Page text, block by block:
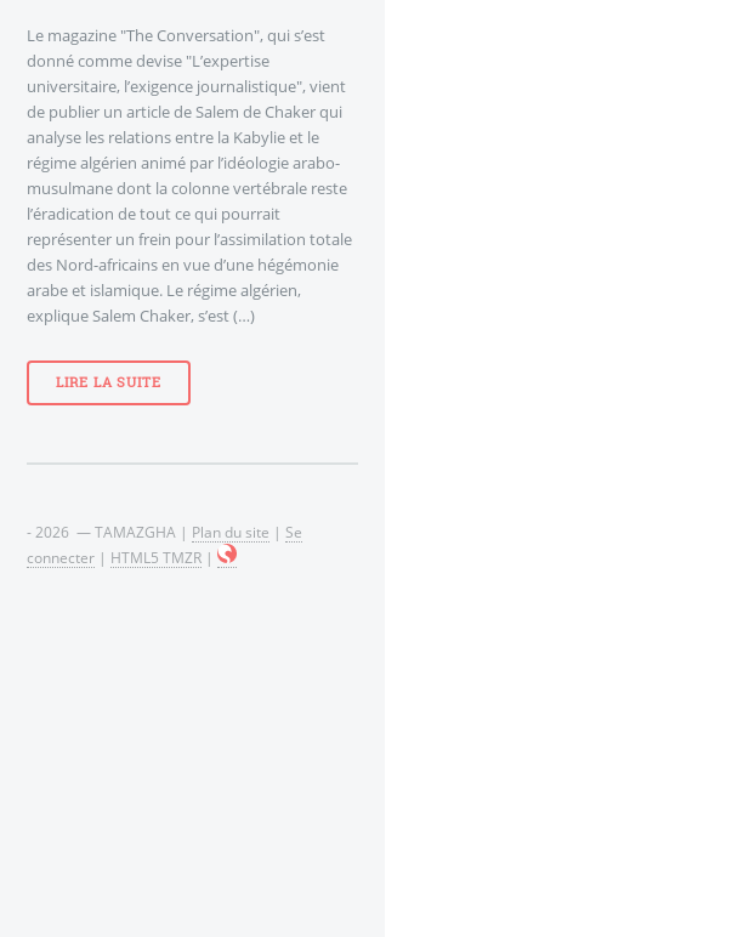
Le magazine "The Conversation", qui s’est
donné comme devise "L’expertise
universitaire, l’exigence journalistique", vient
de publier un article de Salem de Chaker qui
analyse les relations entre la Kabylie et le
régime algérien animé par l’idéologie arabo-
musulmane dont la colonne vertébrale reste
l’éradication de tout ce qui pourrait
représenter un frein pour l’assimilation totale
des Nord-africains en vue d’une hégémonie
arabe et islamique. Le régime algérien,
explique Salem Chaker, s’est (…)
LIRE LA SUITE
- 2026 — TAMAZGHA | Plan du site | Se
connecter | HTML5 TMZR |